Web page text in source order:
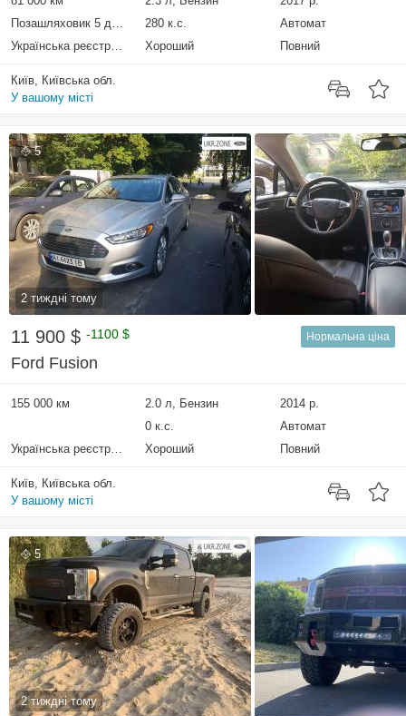
Позашляховик 5 дверей
280 к.с.
Автомат
Українська реєстрація
Хороший Повний
Київ, Київська обл.
У вашому місті
5
2 тиждні тому
11 900 $ -1100 $ Нормальна ціна
Ford Fusion
155 000 км 2.0 л, Бензин
2014 р.
0 к.с.
Автомат
Українська реєстрація
Хороший Повний
Київ, Київська обл.
У вашому місті
5
2 тиждні тому